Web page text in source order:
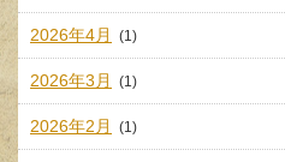
2026年4月 (1)
2026年3月 (1)
2026年2月 (1)